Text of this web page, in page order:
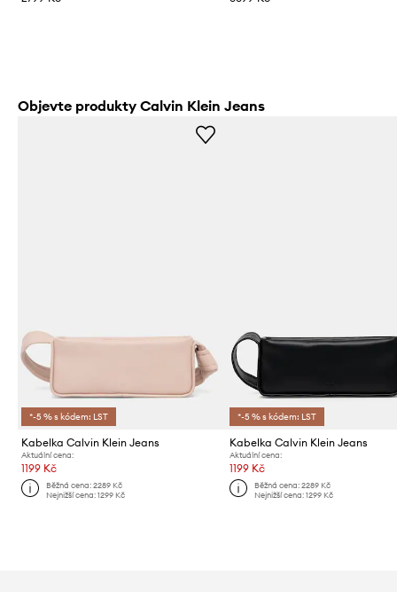
Objevte produkty Calvin Klein Jeans
*-5 % s kódem: LST
Kabelka Calvin Klein Jeans
Aktuální cena:
1199 Kč
Běžná cena:2289 Kč
Nejnižší cena:1299 Kč
*-5 % s kódem: LST
Kabelka Calvin Klein Jeans
Aktuální cena:
1199 Kč
Běžná cena: 2289 Kč
Nejnižší cena: 1299 Kč